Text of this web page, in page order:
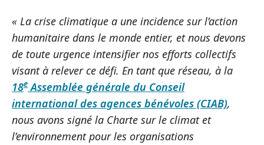
« La crise climatique a une incidence sur l’action
humanitaire dans le monde entier, et nous devons
de toute urgence intensifier nos efforts collectifs
visant à relever ce défi. En tant que réseau, à la
18e Assemblée générale du Conseil
international des agences bénévoles (CIAB),
nous avons signé la Charte sur le climat et
l’environnement pour les organisations